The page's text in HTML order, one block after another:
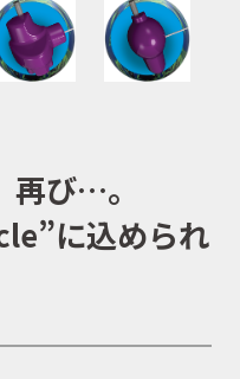
再び…。
に込められ